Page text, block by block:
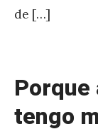
z
de […]
Porque
tengo